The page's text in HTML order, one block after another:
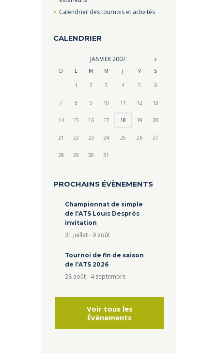
Calendrier des tournois et activités
CALENDRIER
JANVIER2007
D L M M J V S
1 2 3 4 5 6
7 8 9 10 11 12 13
14 15 16 17 18 19 20
21 22 23 24 25 26 27
28 29 30 31
PROCHAINS ÉVÈNEMENTS
Championnat de simple
de l’ATS Louis Després
invitation
31 juillet- 9 août
Tournoi de fin de saison
de l’ATS 2026
28 août- 4 septembre
Voir tous les
Évènements